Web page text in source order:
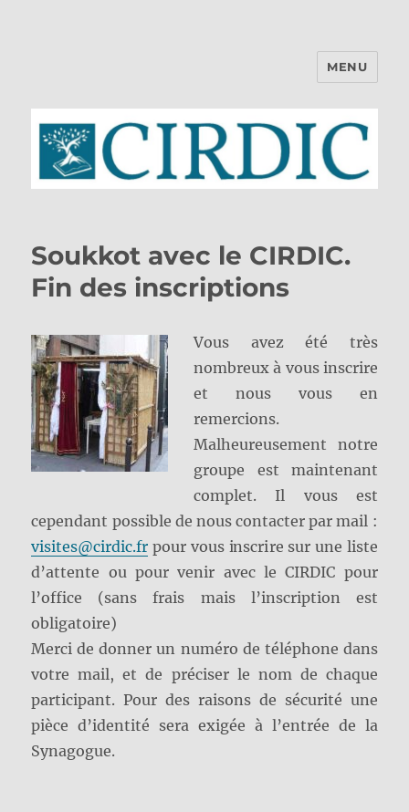
MENU
Soukkot avec le CIRDIC.
Fin des inscriptions
Vous avez été très
nombreux à vous inscrire
et nous vous en
remercions.
Malheureusement notre
groupe est maintenant
complet. Il vous est
cependant possible de nous contacter par mail :
visites@cirdic.fr pour vous inscrire sur une liste
d’attente ou pour venir avec le CIRDIC pour
l’office (sans frais mais l’inscription est
obligatoire)
Merci de donner un numéro de téléphone dans
votre mail, et de préciser le nom de chaque
participant. Pour des raisons de sécurité une
pièce d’identité sera exigée à l’entrée de la
Synagogue.